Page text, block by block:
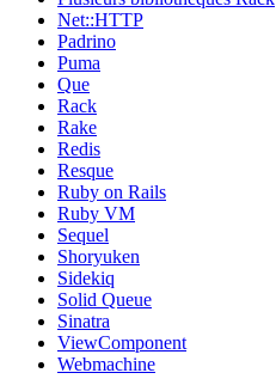
Net::HTTP
Padrino
Puma
Que
Rack
Rake
Redis
Resque
Ruby on Rails
Ruby VM
Sequel
Shoryuken
Sidekiq
Solid Queue
Sinatra
ViewComponent
Webmachine